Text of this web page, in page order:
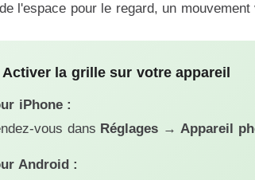
l'espace pour le regard, un
Activer la grille sur votre appareil
iPhone :
vous dans Réglages → Appareil
Android :